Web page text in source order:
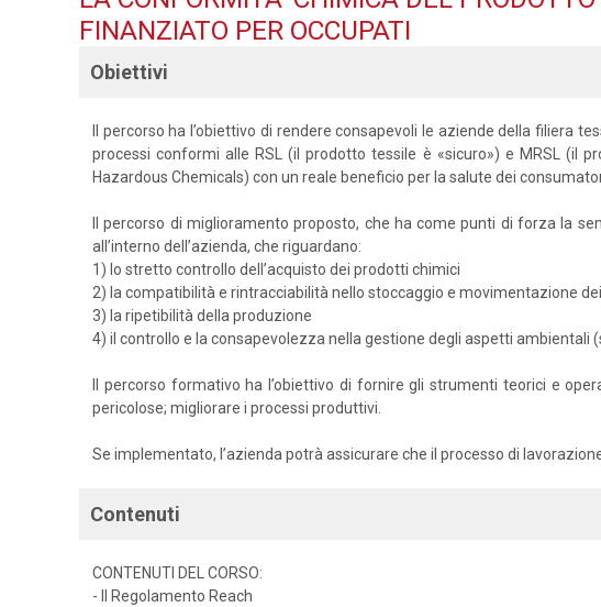
FINANZIATO PER OCCUPATI
Obiettivi
Il percorso ha l’obiettivo di rendere consapevoli le aziende della
processi conformi alle RSL (il prodotto tessile è «sicuro») e MRSL (il
Hazardous Chemicals) con un reale beneficio per la salute dei
Il percorso di miglioramento proposto, che ha come punti di forza la
all’interno dell’azienda, che riguardano:
1) lo stretto controllo dell’acquisto dei prodotti chimici
2) la compatibilità e rintracciabilità nello stoccaggio e movimentazione
3) la ripetibilità della produzione
4) il controllo e la consapevolezza nella gestione degli aspetti ambientali
Il percorso formativo ha l’obiettivo di fornire gli strumenti teorici e
pericolose; migliorare i processi produttivi.
Se implementato, l’azienda potrà assicurare che il processo di
Contenuti
CONTENUTI DEL CORSO:
- Il Regolamento Reach